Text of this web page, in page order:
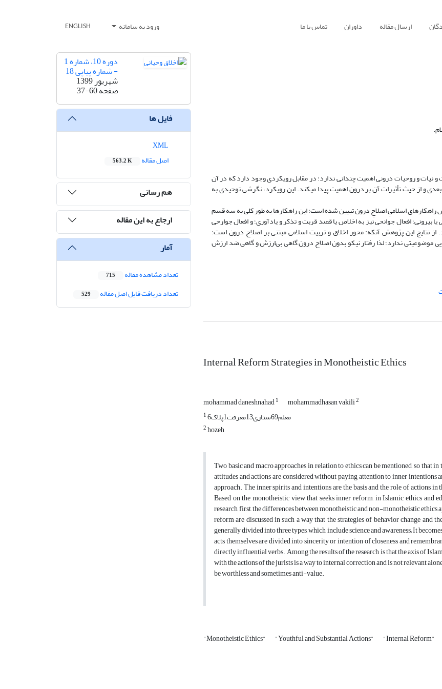
ارسال مقاله داوران تماس با ما ورود به سامانه ENGLISH
نیات و روحیات درونی اهمیت چندانی ندارد؛ در مقابل رویکردی وجود دارد که در آن
روحیات درونی و نیاتِ شخص، مبنا قرار گرفته و نقش اعمال در گام بعدی و از حیث تأثیرات آن بر درون اهمیت پیدا می‎کند. این رویکرد، نگرشی توحیدی به
اسلامیِ اصلاحِ درون تبیین شده است؛ این راهکارها به طور کلی به سه قسم
بیرونی؛ افعال جوانحی نیز به اخلاص یا قصد قربت و تذکر و یادآوری؛ و افعال جوارحی
نتایج این پژوهش آنکه: محور اخلاق و تربیت اسلامی مبتنی بر اصلاح درون است؛
موضوعیتی ندارد؛ لذا رفتار نیکو بدون اصلاح درون گاهی بی‌ارزش و گاهی ضد ارزش
Internal Reform Strategies in Monotheistic Ethics
mohammad daneshnahad1 mohammadhasan vakili2
1
معلم69ستاری13معرفت1پلاک6
2hozeh
Two basic and macro approaches in relation to ethics can be mentioned, so that
attitudes and actions are considered without paying attention to inner intentions
approach. The inner spirits and intentions are the basis and the role of actions
Based on the monotheistic view that seeks inner reform, in Islamic ethics and
research, first, the differences between monotheistic and non-monotheistic
reform are discussed in such a way that the strategies of behavior change and
generally divided into three types, which include science and awareness; It
acts themselves are divided into sincerity or intention of closeness and
directly influential verbs. Among the results of the research is that the axis of
with the actions of the jurists is a way to internal correction and is not relevant
be worthless and sometimes anti-value.
"Monotheistic Ethics" "Youthful and Substantial Actions" "Internal Reform"
دوره 10، شماره 1
- شماره پیاپی 18
شهریور 1399
صفحه37-60
فایل ها
اصل مقاله
563.2 K
هم رسانی
ارجاع به این مقاله
آمار
تعداد مشاهده مقاله 715
تعداد دریافت فایل اصل مقاله 529